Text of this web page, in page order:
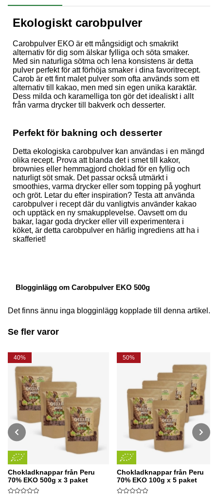
Ekologiskt carobpulver
Carobpulver EKO är ett mångsidigt och smakrikt
alternativ för dig som älskar fylliga och söta smaker.
Med sin naturliga sötma och lena konsistens är detta
pulver perfekt för att förhöja smaker i dina favoritrecept.
Carob är ett fint malet pulver som ofta används som ett
alternativ till kakao, men med sin egen unika karaktär.
Dess milda och karamelliga ton gör det idealiskt i allt
från varma drycker till bakverk och desserter.
Perfekt för bakning och desserter
Detta ekologiska carobpulver kan användas i en mängd
olika recept. Prova att blanda det i smet till kakor,
brownies eller hemmagjord choklad för en fyllig och
naturligt söt smak. Det passar också utmärkt i
smoothies, varma drycker eller som topping på yoghurt
och gröt. Letar du efter inspiration? Testa att använda
carobpulver i recept där du vanligtvis använder kakao
och upptäck en ny smakupplevelse. Oavsett om du
bakar, lagar goda drycker eller vill experimentera i
köket, är detta carobpulver en härlig ingrediens att ha i
skafferiet!
Blogginlägg om Carobpulver EKO 500g
Det finns ännu inga blogginlägg kopplade till denna artikel.
Se fler varor
40%
Chokladknappar från Peru
70% EKO 500g x 3 paket
50%
Chokladknappar från Peru
70% EKO 100g x 5 paket